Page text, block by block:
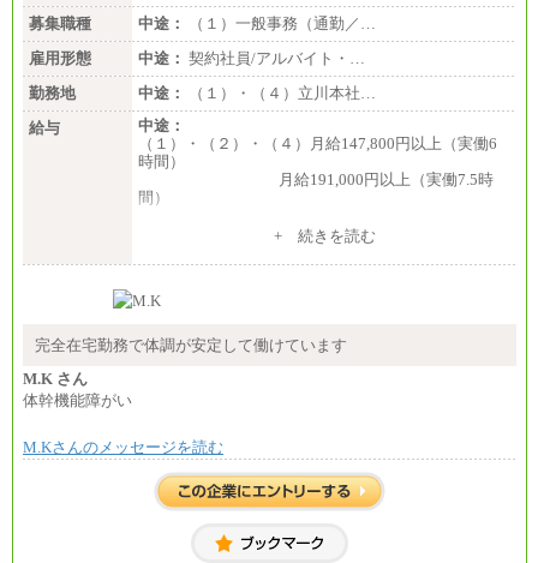
募集職種
中途：
（１）一般事務（通勤／…
雇用形態
中途： 契約社員/アルバイト・…
勤務地
中途：
（１）・（４）立川本社…
給与
中途：
（１）・（２）・（４）月給147,800円以上（実働6
時間）
月給191,000円以上（実働7.5時
間）
（３）月給191,000円以上（実働7.5時間）
（５）月給147,800円以上（実働6時間）
時給 1,226円（実働4.5時間）
間額換算額）
・退職金相当手当 37円
ざいません。
+ 続きを読む
完全在宅勤務で体調が安定して働けています
M.K さん
体幹機能障がい
M.Kさんのメッセージを読む